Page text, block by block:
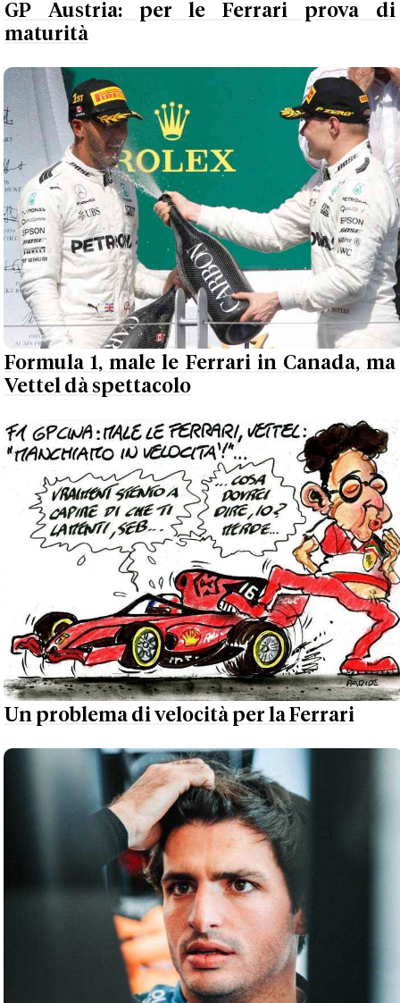
GP Austria: per le Ferrari prova di
maturità
Formula 1, male le Ferrari in Canada, ma
Vettel dà spettacolo
Un problema di velocità per la Ferrari